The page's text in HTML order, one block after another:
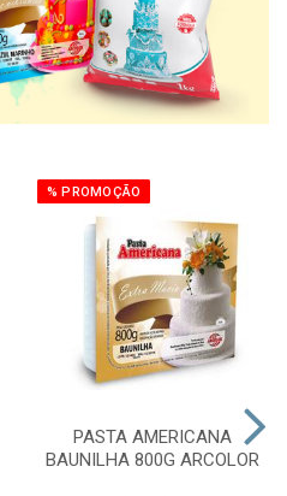
% PROMOÇÃO
PASTA AMERICANA
BAUNILHA 800G ARCOLOR